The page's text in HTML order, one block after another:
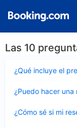
Las 10
¿Qué incluye el
cerrado
¿Puedo hacer
cerrado
¿Cómo sé si mi
cerrado